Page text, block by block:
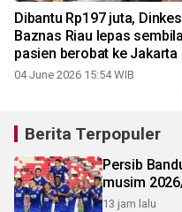
Dibantu Rp197 juta,
Baznas Riau lepas
pasien berobat ke Jakarta
04 June 2026 15:54 WIB
Berita Terpopuler
Persib
musim
13 jam lalu